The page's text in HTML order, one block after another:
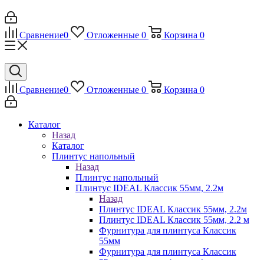
Сравнение0 Отложенные 0 Корзина 0
Сравнение0 Отложенные 0 Корзина 0
Каталог
Назад
Каталог
Плинтус напольный
Назад
Плинтус напольный
Плинтус IDEAL Классик 55мм, 2.2м
Назад
Плинтус IDEAL Классик 55мм, 2.2м
Плинтус IDEAL Классик 55мм, 2.2 м
Фурнитура для плинтуса Классик
55мм
Фурнитура для плинтуса Классик